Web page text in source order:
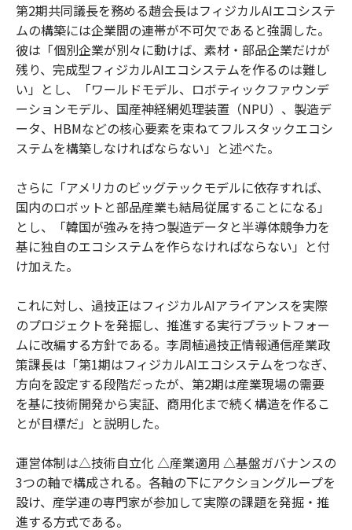
第2期共同議長を務める趙会長はフィジカルAIエコシステ
ムの構築には企業間の連帯が不可欠であると強調した。
彼は「個別企業が別々に動けば、素材・部品企業だけが
残り、完成型フィジカルAIエコシステムを作るのは難し
い」とし、「ワールドモデル、ロボティックファウンデ
ーションモデル、国産神経網処理装置（NPU）、製造デ
ータ、HBMなどの核心要素を束ねてフルスタックエコシ
ステムを構築しなければならない」と述べた。
さらに「アメリカのビッグテックモデルに依存すれば、
国内のロボットと部品産業も結局従属することになる」
とし、「韓国が強みを持つ製造データと半導体競争力を
基に独自のエコシステムを作らなければならない」と付
け加えた。
これに対し、過技正はフィジカルAIアライアンスを実際
のプロジェクトを発掘し、推進する実行プラットフォー
ムに改編する方針である。李周植過技正情報通信産業政
策課長は「第1期はフィジカルAIエコシステムをつなぎ、
方向を設定する段階だったが、第2期は産業現場の需要
を基に技術開発から実証、商用化まで続く構造を作るこ
とが目標だ」と説明した。
運営体制は△技術自立化 △産業適用 △基盤ガバナンスの
3つの軸で構成される。各軸の下にアクショングループを
設け、産学連の専門家が参加して実際の課題を発掘・推
進する方式である。